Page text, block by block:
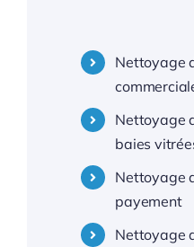
Nettoyage centres
Nettoyage centres
Nettoyage centres
Nettoyage
Nettoyage
baies
Nettoyage
payement
Nettoyage